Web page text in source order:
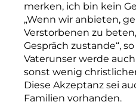
merken, ich bin kein
„Wenn wir anbieten,
Verstorbenen zu beten,
Gespräch zustande“, so
Vaterunser werde auch
sonst wenig
Diese Akzeptanz sei
Familien vorhanden.